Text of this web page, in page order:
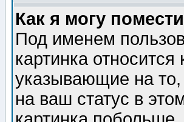
Как я могу
Под именем
картинка
указывающие на
на ваш статус в